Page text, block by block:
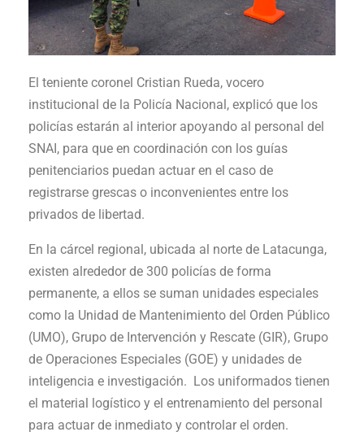
El teniente coronel Cristian Rueda, vocero
institucional de la Policía Nacional, explicó que los
policías estarán al interior apoyando al personal del
SNAI, para que en coordinación con los guías
penitenciarios puedan actuar en el caso de
registrarse grescas o inconvenientes entre los
privados de libertad.
En la cárcel regional, ubicada al norte de Latacunga,
existen alrededor de 300 policías de forma
permanente, a ellos se suman unidades especiales
como la Unidad de Mantenimiento del Orden Público
(UMO), Grupo de Intervención y Rescate (GIR), Grupo
de Operaciones Especiales (GOE) y unidades de
inteligencia e investigación. Los uniformados tienen
el material logístico y el entrenamiento del personal
para actuar de inmediato y controlar el orden.